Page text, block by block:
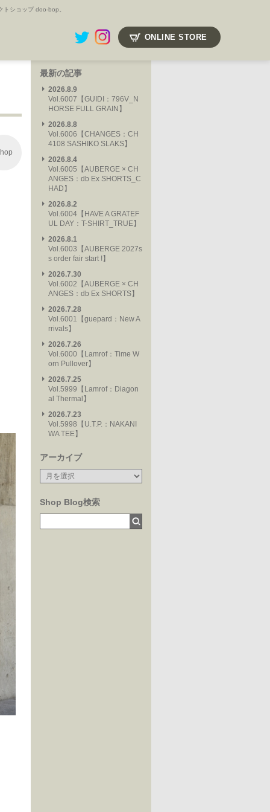
ショップ doo-bop。
ONLINE STORE
最新の記事
2026.8.9
Vol.6007【GUIDI：796V_N
HORSE FULL GRAIN】
2026.8.8
Vol.6006【CHANGES：CH
4108 SASHIKO SLAKS】
2026.8.4
Vol.6005【AUBERGE × CH
ANGES：db Ex SHORTS_C
HAD】
2026.8.2
Vol.6004【HAVE A GRATEF
UL DAY：T-SHIRT_TRUE】
2026.8.1
Vol.6003【AUBERGE 2027s
s order fair start !】
2026.7.30
Vol.6002【AUBERGE × CH
ANGES：db Ex SHORTS】
2026.7.28
Vol.6001【guepard：New A
rrivals】
2026.7.26
Vol.6000【Lamrof：Time W
orn Pullover】
2026.7.25
Vol.5999【Lamrof：Diagon
al Thermal】
2026.7.23
Vol.5998【U.T.P.：NAKANI
WA TEE】
アーカイブ
Shop Blog検索